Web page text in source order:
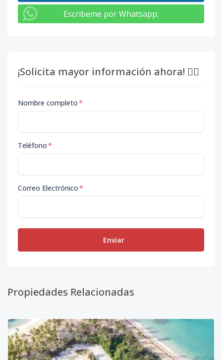
Escribeme por Whatsapp:
¡Solicita mayor información ahora! 👇🏽
Nombre completo*
Teléfono*
Correo Electrónico*
Enviar
Propiedades Relacionadas